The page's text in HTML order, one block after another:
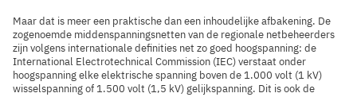
Maar dat is meer een praktische dan een inhoudelijke afbakening. De
zogenoemde middenspanningsnetten van de regionale netbeheerders
zijn volgens internationale definities net zo goed hoogspanning: de
International Electrotechnical Commission (IEC) verstaat onder
hoogspanning elke elektrische spanning boven de 1.000 volt (1 kV)
wisselspanning of 1.500 volt (1,5 kV) gelijkspanning. Dit is ook de